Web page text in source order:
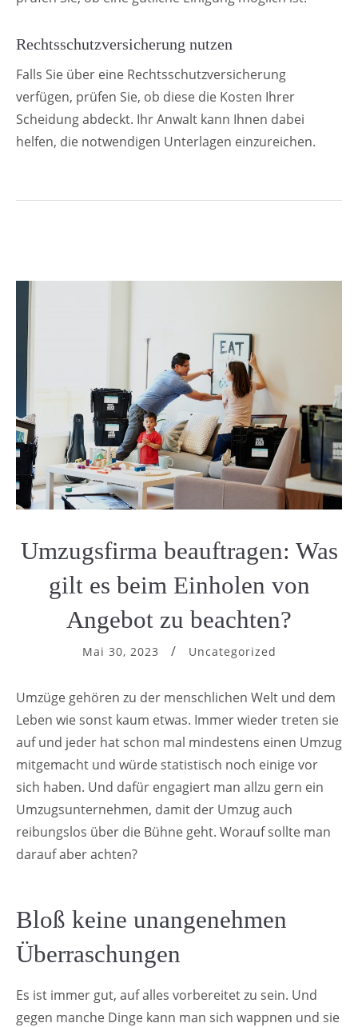
Rechtsschutzversicherung nutzen
Falls Sie über eine Rechtsschutzversicherung
verfügen, prüfen Sie, ob diese die Kosten Ihrer
Scheidung abdeckt. Ihr Anwalt kann Ihnen dabei
helfen, die notwendigen Unterlagen einzureichen.
Umzugsfirma beauftragen: Was
gilt es beim Einholen von
Angebot zu beachten?
Mai 30, 2023 Uncategorized
Umzüge gehören zu der menschlichen Welt und dem
Leben wie sonst kaum etwas. Immer wieder treten sie
auf und jeder hat schon mal mindestens einen Umzug
mitgemacht und würde statistisch noch einige vor
sich haben. Und dafür engagiert man allzu gern ein
Umzugsunternehmen, damit der Umzug auch
reibungslos über die Bühne geht. Worauf sollte man
darauf aber achten?
Bloß keine unangenehmen
Überraschungen
Es ist immer gut, auf alles vorbereitet zu sein. Und
gegen manche Dinge kann man sich wappnen und sie